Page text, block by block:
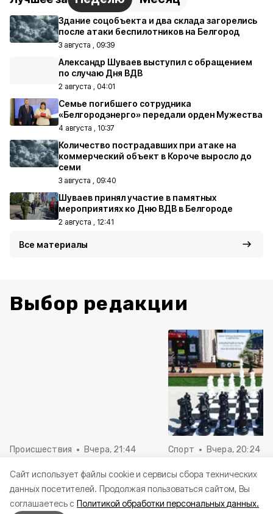
Cайт использует файлы cookie и сервисы сбора технических
данных посетителей. Продолжая пользоваться сайтом, Вы
соглашаетесь с Политикой обработки персональных данных.
Здание соцобъекта и два склада загорелись
после атаки беспилотников на Белгород
3 августа , 09:39
Александр Шуваев выступил с обращением
по случаю Дня ВДВ
2 августа , 04:01
Семье погибшего сотрудника
«Белгородэнерго» передали орден Мужества
4 августа , 10:37
Количество пострадавших при атаке на
коммерческий объект в Короче выросло до
семи
3 августа , 09:40
Шуваев принял участие в памятных
мероприятиях ко Дню ВДВ в Белгороде
2 августа , 12:41
Все материалы
Выбор редакции
Происшествия Вчера, 21:44
в Шебекино
Спорт Вчера, 20:24
шахматная
фигурами из
завода